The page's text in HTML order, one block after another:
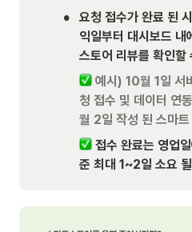
•
익일부터 대시보드 내
스토어 리뷰를 확인할
예시) 10월 1일
청 접수 및 데이터 연
월 2일 작성 된 스마
접수 완료는 영업
준 최대 1~2일 소요